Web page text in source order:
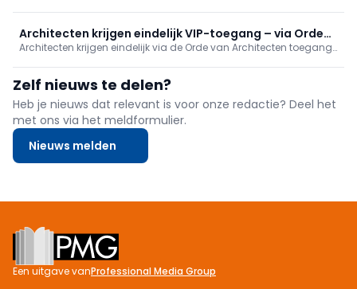
hoofdelijke aansprakelijkheid en onduidelijke termijnen.
Inwerkingtreding binnen een jaar; NAV volgt op.
Architecten krijgen eindelijk VIP-toegang – via Orde
als tussenpersoon
Architecten krijgen eindelijk via de Orde van Architecten toegang
het dossier, loste privacyknelpunten mee op en blijft ijveren voor
rechtstreekse toegang.
Zelf nieuws te delen?
Heb je nieuws dat relevant is voor onze redactie? Deel het
met ons via het meldformulier.
Nieuws melden
Footer
Een uitgave vanProfessional Media Group